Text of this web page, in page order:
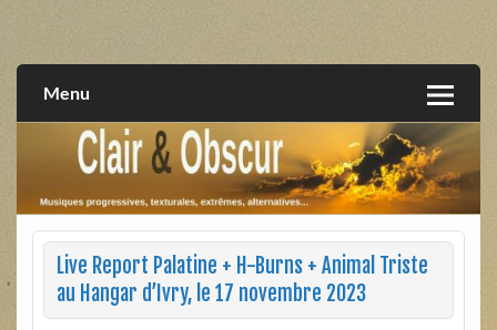
extrêmes, alternatives, texturales
Menu
Live Report Palatine + H-Burns + Animal Triste
au Hangar d’Ivry, le 17 novembre 2023